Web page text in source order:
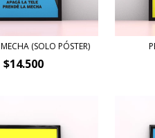
(SOLO PÓSTER)
$14.500